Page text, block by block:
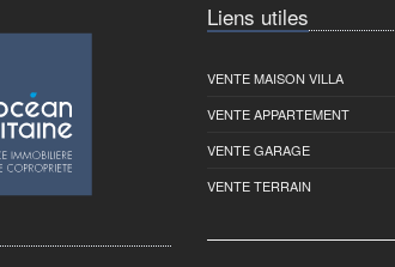
Liens utiles
VENTE MAISON VILLA
VENTE APPARTEMENT
VENTE GARAGE
VENTE TERRAIN